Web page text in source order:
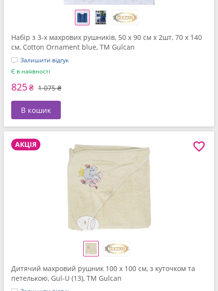
Набір з 3-х махрових рушників, 50 x 90 см x 2шт, 70 x 140
см, Cotton Ornament blue, ТМ Gulcan
Залишити відгук
Є в наявності
825₴ 1 075 ₴
В кошик
АКЦІЯ
Дитячий махровий рушник 100 x 100 см, з куточком та
петелькою, Gul-U (13), ТМ Gulcan